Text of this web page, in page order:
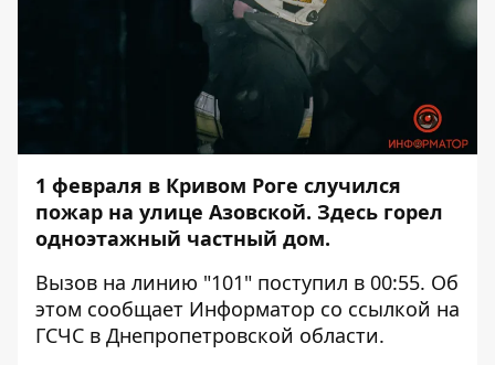
1 февраля в Кривом Роге случился
пожар на улице Азовской. Здесь горел
одноэтажный частный дом.
Вызов на линию "101" поступил в 00:55. Об
этом сообщает Информатор со ссылкой на
ГСЧС в Днепропетровской области.